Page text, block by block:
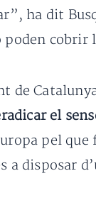
ha dit
poden cobrir
de
el
pel
a disposar